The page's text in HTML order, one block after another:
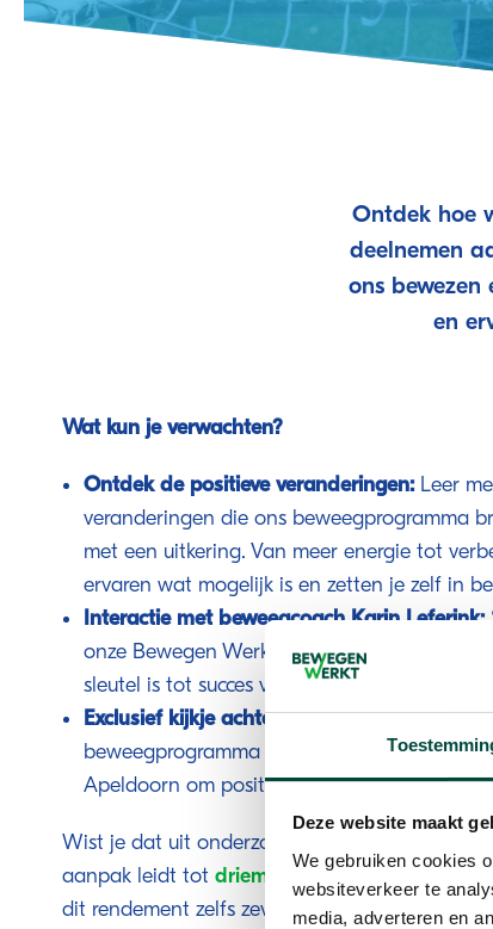
Deze website maakt
We gebruiken cookies
websiteverkeer te
media, adverteren en
Ontdek hoe
deelnemen
ons
en
Wat kun je verwachten?
Ontdek de positieve veranderingen:Leer
veranderingen die ons beweegprogramma
met een uitkering. Van meer energie tot
ervaren wat mogelijk is en zetten je zelf in
Interactie met beweegcoach Karin Leferink:
onze Bewegen Werkt coach, en krijg
sleutel is tot succes voor deze doelgroep.
Exclusief kijkje achter de schermen:Ontdek
beweegprogramma en leer hoe we
Apeldoorn om positieve veranderingen te
Wist je dat uit onderzoek van de
aanpak leidt tot driemaal zoveel uren betaald
dit rendement zelfs zeven maal hoger. Het